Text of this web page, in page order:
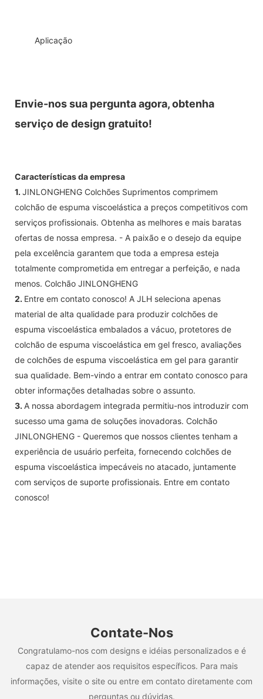
Aplicação
Envie-nos sua pergunta agora, obtenha
serviço de design gratuito!
Características da empresa
1. JINLONGHENG Colchões Suprimentos comprimem
colchão de espuma viscoelástica a preços competitivos com
serviços profissionais. Obtenha as melhores e mais baratas
ofertas de nossa empresa. - A paixão e o desejo da equipe
pela excelência garantem que toda a empresa esteja
totalmente comprometida em entregar a perfeição, e nada
menos. Colchão JINLONGHENG
2. Entre em contato conosco! A JLH seleciona apenas
material de alta qualidade para produzir colchões de
espuma viscoelástica embalados a vácuo, protetores de
colchão de espuma viscoelástica em gel fresco, avaliações
de colchões de espuma viscoelástica em gel para garantir
sua qualidade. Bem-vindo a entrar em contato conosco para
obter informações detalhadas sobre o assunto.
3. A nossa abordagem integrada permitiu-nos introduzir com
sucesso uma gama de soluções inovadoras. Colchão
JINLONGHENG - Queremos que nossos clientes tenham a
experiência de usuário perfeita, fornecendo colchões de
espuma viscoelástica impecáveis ​​no atacado, juntamente
com serviços de suporte profissionais. Entre em contato
conosco!
Contate-Nos
Congratulamo-nos com designs e idéias personalizados e é
capaz de atender aos requisitos específicos. Para mais
informações, visite o site ou entre em contato diretamente com
perguntas ou dúvidas.